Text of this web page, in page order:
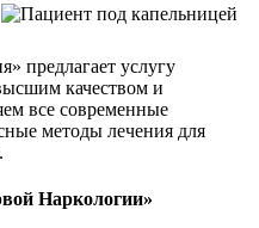
предлагает услугу
качеством и
все современные
методы лечения для
Наркологии»